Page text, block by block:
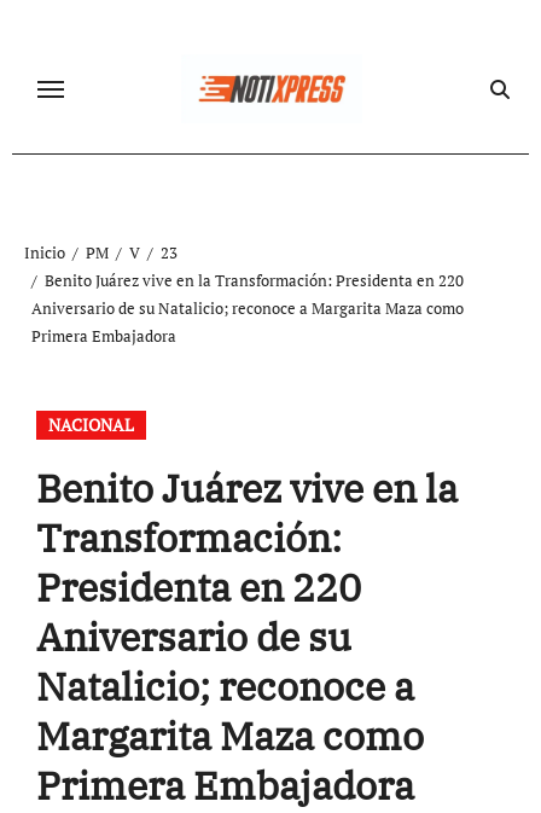
contenido
Inicio PM V
23
Benito Juárez vive en la Transformación: Presidenta en 220
Aniversario de su Natalicio; reconoce a Margarita Maza como
Primera Embajadora
NACIONAL
Benito Juárez vive en la
Transformación:
Presidenta en 220
Aniversario de su
Natalicio; reconoce a
Margarita Maza como
Primera Embajadora